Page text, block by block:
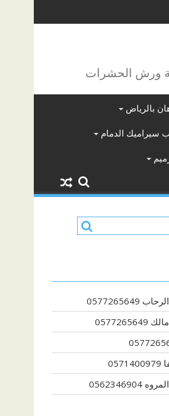
ورش الحشرات
بالرياض
سيراميك الدمام